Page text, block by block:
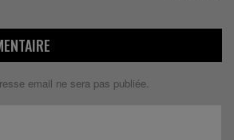
email ne sera pas publiée.